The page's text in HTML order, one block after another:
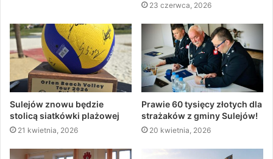
23 czerwca, 2026
Sulejów znowu będzie
stolicą siatkówki plażowej
21 kwietnia, 2026
Prawie 60 tysięcy złotych dla
strażaków z gminy Sulejów!
20 kwietnia, 2026